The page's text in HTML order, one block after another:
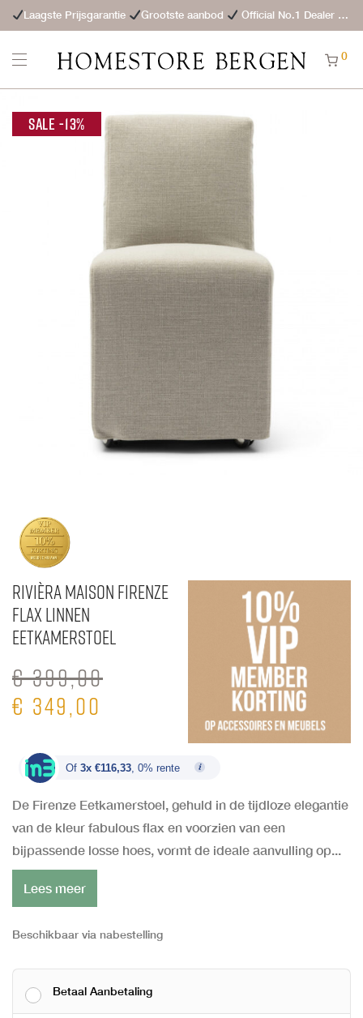
Laagste Prijsgarantie Grootste aanbod Official No.1 Dealer
0
-13%
Rivièra Maison Firenze
Flax Linnen
Eetkamerstoel
€399,00
Oorspronkelijke
prijs
€ 349,00
Of 3x €116,33 , 0% rente
De Firenze Eetkamerstoel, gehuld in de tijdloze elegantie
van de kleur fabulous flax en voorzien van een
bijpassende losse hoes, vormt de ideale aanvulling op...
Lees meer
Beschikbaar via nabestelling
Betaal Aanbetaling